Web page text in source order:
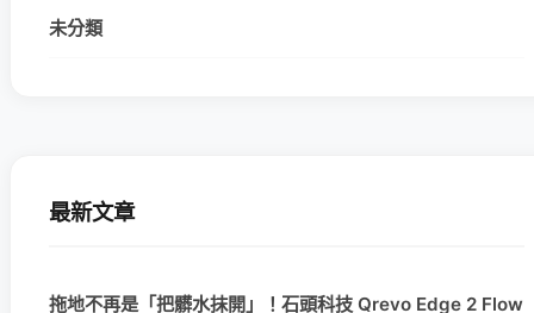
未分類
最新文章
拖地不再是「把髒水抹開」！石頭科技 Qrevo Edge 2 Flow